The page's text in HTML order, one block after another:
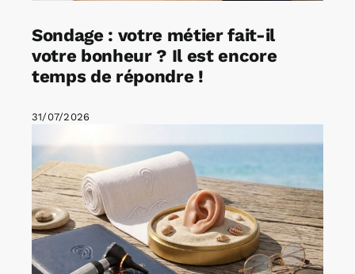
Sondage : votre métier fait-il
votre bonheur ? Il est encore
temps de répondre !
31/07/2026